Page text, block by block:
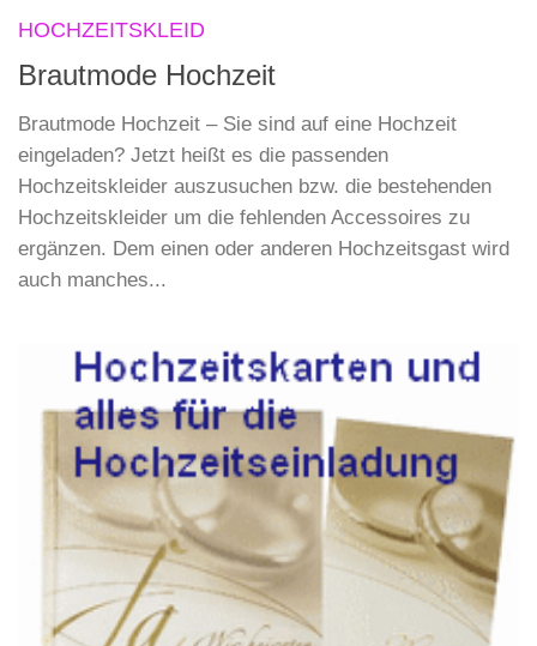
HOCHZEITSKLEID
Brautmode Hochzeit
Brautmode Hochzeit – Sie sind auf eine Hochzeit
eingeladen? Jetzt heißt es die passenden
Hochzeitskleider auszusuchen bzw. die bestehenden
Hochzeitskleider um die fehlenden Accessoires zu
ergänzen. Dem einen oder anderen Hochzeitsgast wird
auch manches...